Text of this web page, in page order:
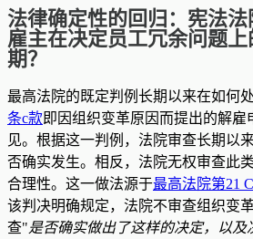
法律确定性的回归：宪法
雇主在决定员工冗余问题
期？
最高法院的既定判例长期以来在如何
条c款即因组织变革原因而提出的解
见。根据这一判例，法院审查长期以
否确实发生。相反，法院无权审查此
合理性。这一做法源于最高法院第21
该判决明确规定，法院不审查组织变
查"是否确实做出了这样的决定，以及